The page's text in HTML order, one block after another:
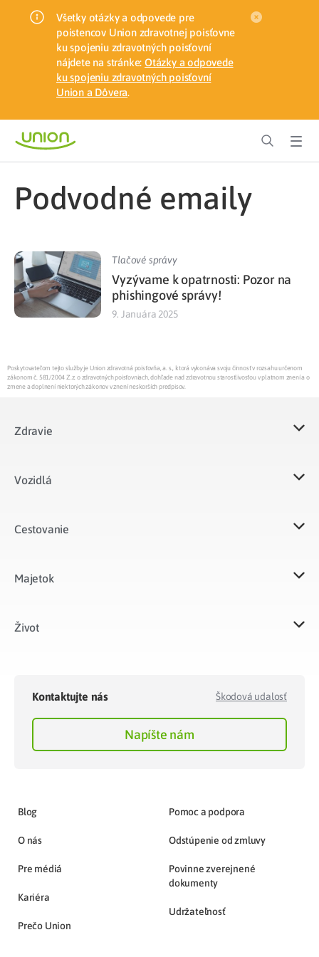
Všetky otázky a odpovede pre
poistencov Union zdravotnej poisťovne
ku spojeniu zdravotných poisťovní
nájdete na stránke: Otázky a odpovede
ku spojeniu zdravotných poisťovní
Union a Dôvera.
podvodné emaily
Tlačové správy
Vyzývame k opatrnosti: Pozor na
phishingové správy!
9. Januára 2025
Poskytovateľom tejto služby je Union zdravotná poisťovňa, a. s., ktorá vykonáva svoju činnosť v rozsahu určenom
zákonom č. 581/2004 Z.z. o zdravotných poisťovniach, dohľade nad zdravotnou starostlivosťou v platnom znení a o
zmene a doplnení niektorých zákonov v znení neskorších predpisov.
Zdravie
Vozidlá​
Cestovanie
Majetok​
Život​
Kontaktujte nás Škodová udalosť
Napíšte nám
Blog
O nás
Pre médiá
Kariéra
Prečo Union
Pomoc a podpora
Odstúpenie od zmluvy
Povinne zverejnené
dokumenty
Udržateľnosť